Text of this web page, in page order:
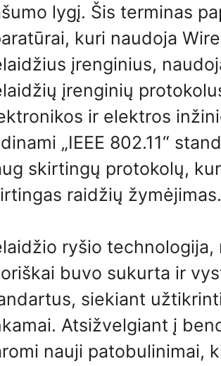
lygį. Šis terminas
kuri naudoja
įrenginius,
įrenginių
ir elektros
„IEEE 802.11“
skirtingų protokolų,
raidžių žymėjimas.
ryšio
buvo sukurta ir
siekiant
Atsižvelgiant į
nauji patobulinimai,